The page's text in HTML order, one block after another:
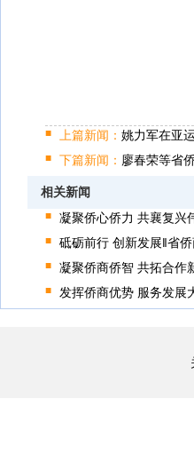
上篇新闻： 姚力军在亚
下篇新闻： 廖春荣等省
相关新闻
凝聚侨心侨力 共襄复
砥砺前行 创新发展‖省
凝聚侨商侨智 共拓合作
发挥侨商优势 服务发展